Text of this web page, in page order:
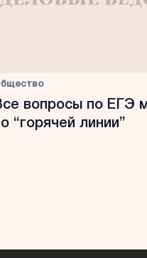
вопросы по ЕГЭ
“горячей линии”